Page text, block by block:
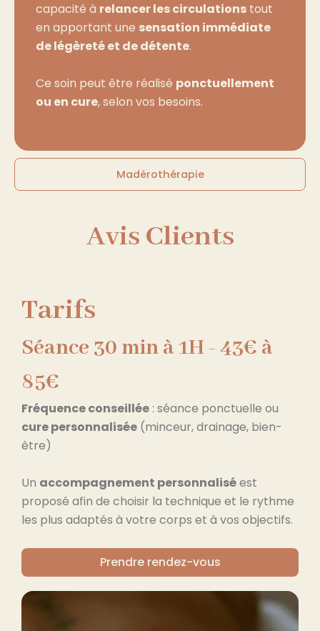
Madérothérapie
capacité à relancer les circulations tout
en apportant une sensation immédiate
de légèreté et de détente.
Ce soin peut être réalisé ponctuellement
ou en cure, selon vos besoins.
Avis Clients
Tarifs
Séance 30 min à 1H - 43€ à
85€
Fréquence conseillée : séance ponctuelle ou
cure personnalisée (minceur, drainage, bien-
être)
Un accompagnement personnaliséest
proposé afin de choisir la technique et le rythme
les plus adaptés à votre corps et à vos objectifs.
Prendre rendez-vous